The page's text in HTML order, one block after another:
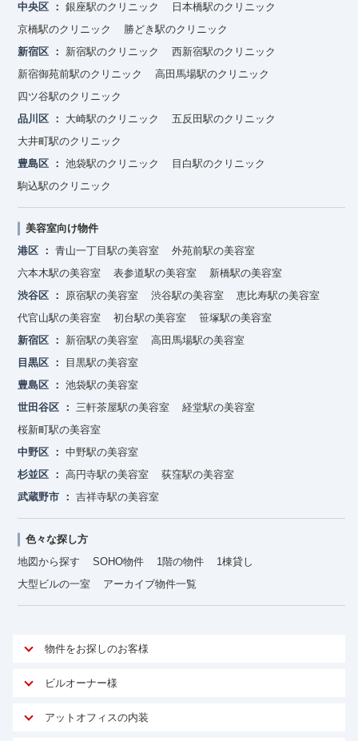
中央区
銀座駅のクリニック
日本橋駅のクリニック
京橋駅のクリニック
勝どき駅のクリニック
新宿区
新宿駅のクリニック
西新宿駅のクリニック
新宿御苑前駅のクリニック
高田馬場駅のクリニック
四ツ谷駅のクリニック
品川区
大崎駅のクリニック
五反田駅のクリニック
大井町駅のクリニック
豊島区
池袋駅のクリニック
目白駅のクリニック
駒込駅のクリニック
美容室向け物件
港区
青山一丁目駅の美容室
外苑前駅の美容室
六本木駅の美容室
表参道駅の美容室
新橋駅の美容室
渋谷区
原宿駅の美容室 渋谷駅の美容室
恵比寿駅の美容室
代官山駅の美容室
初台駅の美容室
笹塚駅の美容室
新宿区
新宿駅の美容室
高田馬場駅の美容室
目黒区
目黒駅の美容室
豊島区
池袋駅の美容室
世田谷区
三軒茶屋駅の美容室
経堂駅の美容室
桜新町駅の美容室
中野区
中野駅の美容室
杉並区
高円寺駅の美容室
荻窪駅の美容室
武蔵野市
吉祥寺駅の美容室
色々な探し方
地図から探す
SOHO物件 1階の物件
1棟貸し
大型ビルの一室
アーカイブ物件一覧
物件をお探しのお客様
アットオフィスが選ばれる理由
ご契約者様インタビュー
ビルオーナー様
オーナー様向けサービス
アットオフィスの内装